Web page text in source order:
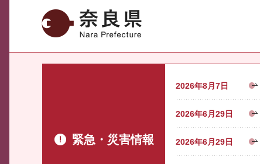
奈良県
緊急・災害情報
2026年8月7日
2026年6月29日
2026年6月29日